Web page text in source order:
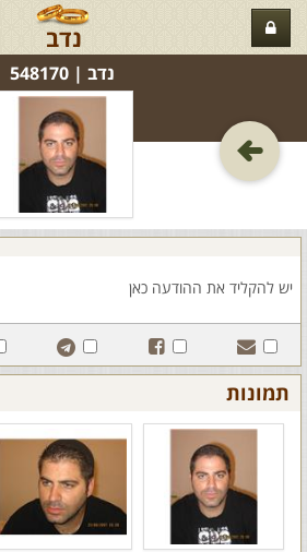
נדב
נדב‏ | 548170
תמונות